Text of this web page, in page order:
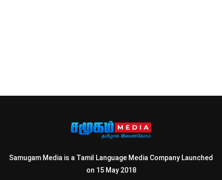
Samugam Media is a Tamil Language Media Company Launched
on 15 May 2018